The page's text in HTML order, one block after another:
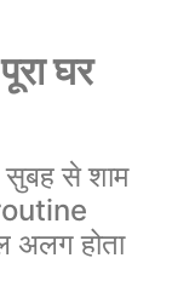
घर
सुबह से शाम
होता